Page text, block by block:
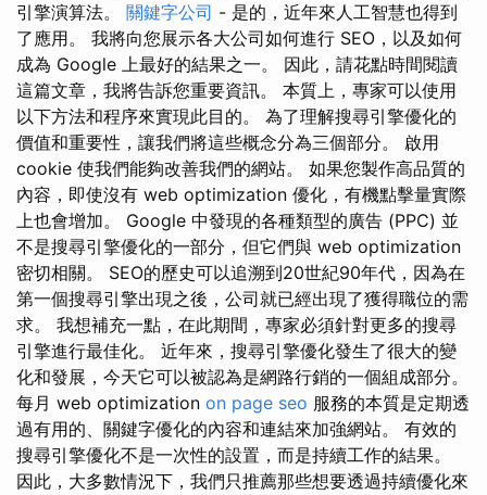
引擎演算法。 關鍵字公司 - 是的，近年來人工智慧也得到
了應用。 我將向您展示各大公司如何進行 SEO，以及如何
成為 Google 上最好的結果之一。 因此，請花點時間閱讀
這篇文章，我將告訴您重要資訊。 本質上，專家可以使用
以下方法和程序來實現此目的。 為了理解搜尋引擎優化的
價值和重要性，讓我們將這些概念分為三個部分。 啟用
cookie 使我們能夠改善我們的網站。 如果您製作高品質的
內容，即使沒有 web optimization 優化，有機點擊量實際
上也會增加。 Google 中發現的各種類型的廣告 (PPC) 並
不是搜尋引擎優化的一部分，但它們與 web optimization
密切相關。 SEO的歷史可以追溯到20世紀90年代，因為在
第一個搜尋引擎出現之後，公司就已經出現了獲得職位的需
求。 我想補充一點，在此期間，專家必須針對更多的搜尋
引擎進行最佳化。 近年來，搜尋引擎優化發生了很大的變
化和發展，今天它可以被認為是網路行銷的一個組成部分。
每月 web optimization on page seo 服務的本質是定期透
過有用的、關鍵字優化的內容和連結來加強網站。 有效的
搜尋引擎優化不是一次性的設置，而是持續工作的結果。
因此，大多數情況下，我們只推薦那些想要透過持續優化來